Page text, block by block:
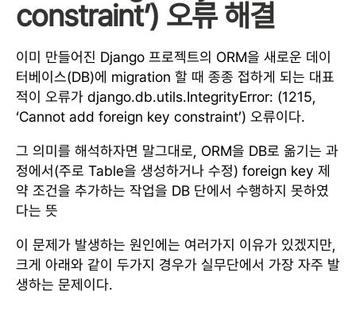
constraint’) 오류 해결
이미 만들어진 Django 프로젝트의 ORM을 새로운 데이
터베이스(DB)에 migration 할 때 종종 접하게 되는 대표
적이 오류가 django.db.utils.IntegrityError: (1215,
‘Cannot add foreign key constraint’) 오류이다.
그 의미를 해석하자면 말그대로, ORM을 DB로 옮기는 과
정에서(주로 Table을 생성하거나 수정) foreign key 제
약 조건을 추가하는 작업을 DB 단에서 수행하지 못하였
다는 뜻
이 문제가 발생하는 원인에는 여러가지 이유가 있겠지만,
크게 아래와 같이 두가지 경우가 실무단에서 가장 자주 발
생하는 문제이다.